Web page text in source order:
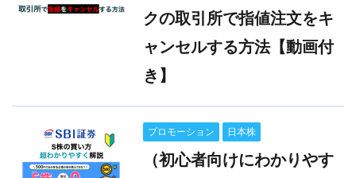
クの取引所で指値注文をキ
ャンセルする方法【動画付
き】
プロモーション 日本株
（初心者向けにわかりやす